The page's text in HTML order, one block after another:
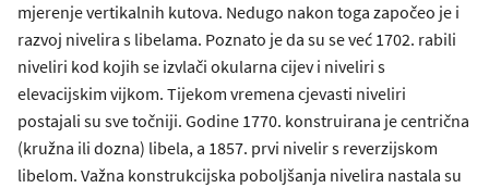
mjerenje vertikalnih kutova. Nedugo nakon toga započeo je i
razvoj nivelira s libelama. Poznato je da su se već 1702. rabili
niveliri kod kojih se izvlači okularna cijev i niveliri s
elevacijskim vijkom. Tijekom vremena cjevasti niveliri
postajali su sve točniji. Godine 1770. konstruirana je centrična
(kružna ili dozna) libela, a 1857. prvi nivelir s reverzijskom
libelom. Važna konstrukcijska poboljšanja nivelira nastala su